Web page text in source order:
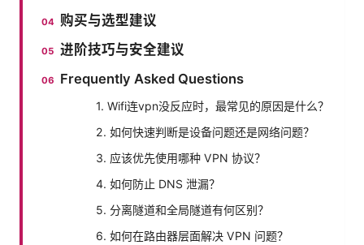
购买与选型建议
进阶技巧与安全建议
Frequently Asked Questions
1. Wifi连vpn没反应时，最常见的原因是什么？
2. 如何快速判断是设备问题还是网络问题？
3. 应该优先使用哪种 VPN 协议？
4. 如何防止 DNS 泄漏？
5. 分离隧道和全局隧道有何区别？
6. 如何在路由器层面解决 VPN 问题？